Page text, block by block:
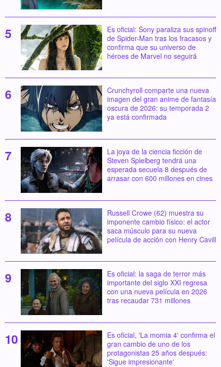
Es oficial: Sony paraliza sus spinoff
de Spider-Man tras los fracasos y
confirma que su universo de
héroes de Marvel no seguirá
Crunchyroll comparte una nueva
imagen del gran anime de fantasía
oscura de 2026: su temporada 2
ya está confirmada
La joya de la ciencia ficción de
Steven Spielberg tendrá una
esperada secuela 8 después de
arrasar con 600 millones en cines
Russell Crowe (62) muestra su
imponente cambio físico: el actor
saca músculo para su nueva
película de acción con Henry Cavill
Es oficial: la saga de terror más
importante del siglo XXI regresa
con una nueva película en 2026
tras recaudar 731 millones
Es oficial, 'La momia 4' confirma el
gran cambio de uno de los
protagonistas 25 años después:
'Sigue impresionante'